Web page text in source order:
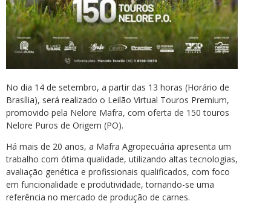
No dia 14 de setembro, a partir das 13 horas (Horário de
Brasília), será realizado o Leilão Virtual Touros Premium,
promovido pela Nelore Mafra, com oferta de 150 touros
Nelore Puros de Origem (PO).
Há mais de 20 anos, a Mafra Agropecuária apresenta um
trabalho com ótima qualidade, utilizando altas tecnologias,
avaliação genética e profissionais qualificados, com foco
em funcionalidade e produtividade, tornando-se uma
referência no mercado de produção de carnes.